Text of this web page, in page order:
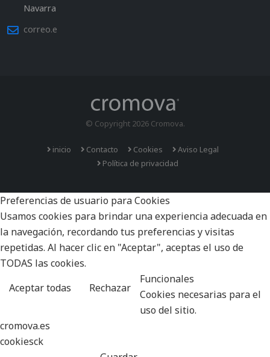
Navarra
correo.e
© Copyright 2026 Cromova.
inicio Contacto Cookies
Aviso Legal
Política de privacidad
Preferencias de usuario para Cookies
Usamos cookies para brindar una experiencia adecuada en
la navegación, recordando tus preferencias y visitas
repetidas. Al hacer clic en "Aceptar", aceptas el uso de
TODAS las cookies.
Aceptar todas
Rechazar
Funcionales
Cookies necesarias para el
uso del sitio.
cromova.es
cookiesck